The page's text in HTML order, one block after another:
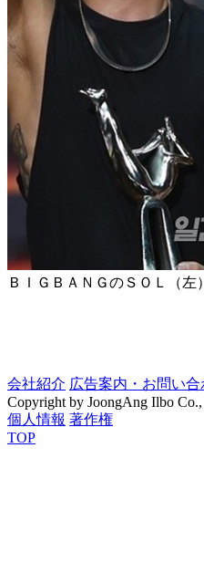
ＢＩＧＢＡＮＧのＳＯＬ（
会社紹介 広告案内・お問い合
Copyright by JoongAng Ilbo
個人情報 著作権
TOP